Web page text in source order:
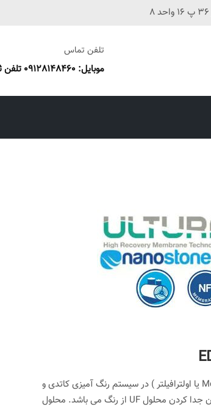
تلفن تماس
موبایل: 09128148460 تلفن ثابت: 38673087 051
سیستم اولترافیلتراسیون و ممبران خط رنگ کاتافورز ممبران (ممبرین Membrane یا اولترافیلتر ) در سیستم رنگ آمیزی کاتدی و
آندی مهمترین و حساس ترین قسمت خط رنگ می باشد.مهمترین وظیفه ممبران جدا کردن محلول UF از رنگ می باشد. محلول